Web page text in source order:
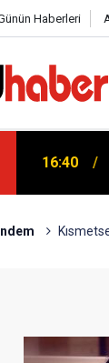
Haberleri
16:40